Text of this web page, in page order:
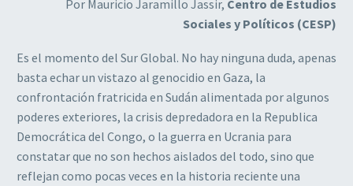
Por Mauricio Jaramillo Jassir, Centro de Estudios
Sociales y Políticos (CESP)
Es el momento del Sur Global. No hay ninguna duda, apenas
basta echar un vistazo al genocidio en Gaza, la
confrontación fratricida en Sudán alimentada por algunos
poderes exteriores, la crisis depredadora en la Republica
Democrática del Congo, o la guerra en Ucrania para
constatar que no son hechos aislados del todo, sino que
reflejan como pocas veces en la historia reciente una